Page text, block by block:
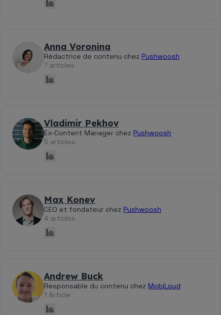
Anna Voronina
Rédactrice de contenu chez Pushwoosh
7 articles
Vladimir Pekhov
Ex-Content Manager chez Pushwoosh
5 articles
Max Konev
CEO et fondateur chez Pushwoosh
4 articles
Andrew Buck
Responsable du contenu chez MobiLoud
1 Article